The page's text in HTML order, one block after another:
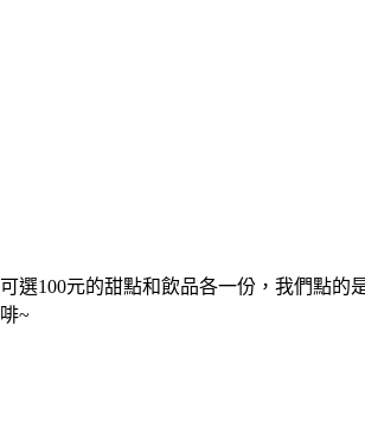
可選100元的甜點和飲品各一份，我們點的
啡~